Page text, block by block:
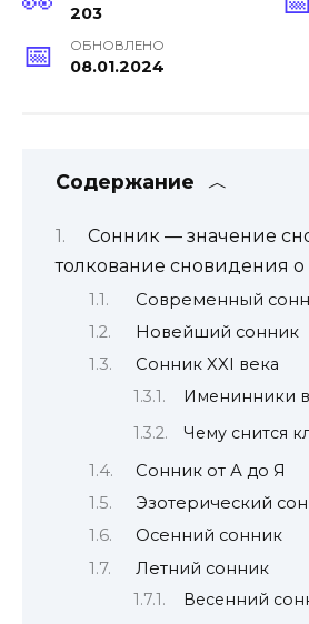
203
ОБНОВЛЕНО
08.01.2024
Содержание
Сонник — значение
толкование сновидения о
Современный
Новейший сонник
Сонник XXI века
Именинники
Чему снится
Сонник от А до Я
Эзотерический
Осенний сонник
Летний сонник
Весенний